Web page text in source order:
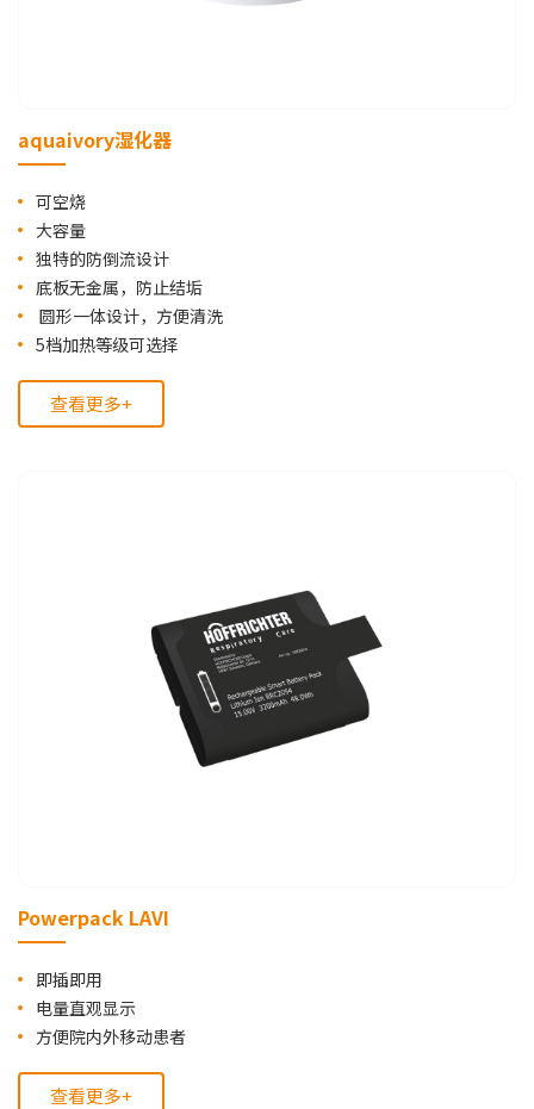
aquaivory湿化器
可空烧
大容量
独特的防倒流设计
底板无金属，防止结垢
圆形一体设计，方便清洗
5档加热等级可选择
查看更多+
Powerpack LAVI
即插即用
电量直观显示
方便院内外移动患者
查看更多+